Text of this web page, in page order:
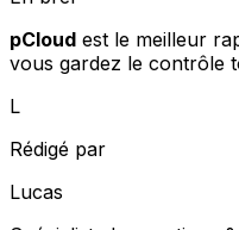
pCloud est le meilleur
vous gardez le contrôle
L
Rédigé par
Lucas